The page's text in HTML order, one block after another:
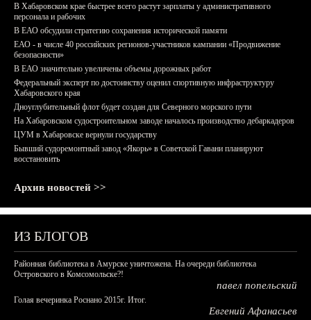
В Хабаровском крае быстрее всего растут зарплаты у административного
персонала и рабочих
В ЕАО обсудили стратегию сохранения исторической памяти
ЕАО - в числе 40 российских регионов-участников кампании «Продвижение
безопасности»
В ЕАО значительно увеличены объемы дорожных работ
Федеральный эксперт по достоинству оценил спортивную инфраструктуру
Хабаровского края
Дноуглубительный флот будет создан для Северного морского пути
На Хабаровском судостроительном заводе началось производство дебаркадеров
ЦУМ в Хабаровске вернули государству
Бывший судоремонтный завод «Якорь» в Советской Гавани планируют
восстановить
Архив новостей >>
ИЗ БЛОГОВ
Районная библиотека в Амурске уничтожена. На очереди библиотека
Островского в Комсомольске?!
павел попельский
Голая вечеринка Роснано 2015г. Итог.
Евгений Афанасьев